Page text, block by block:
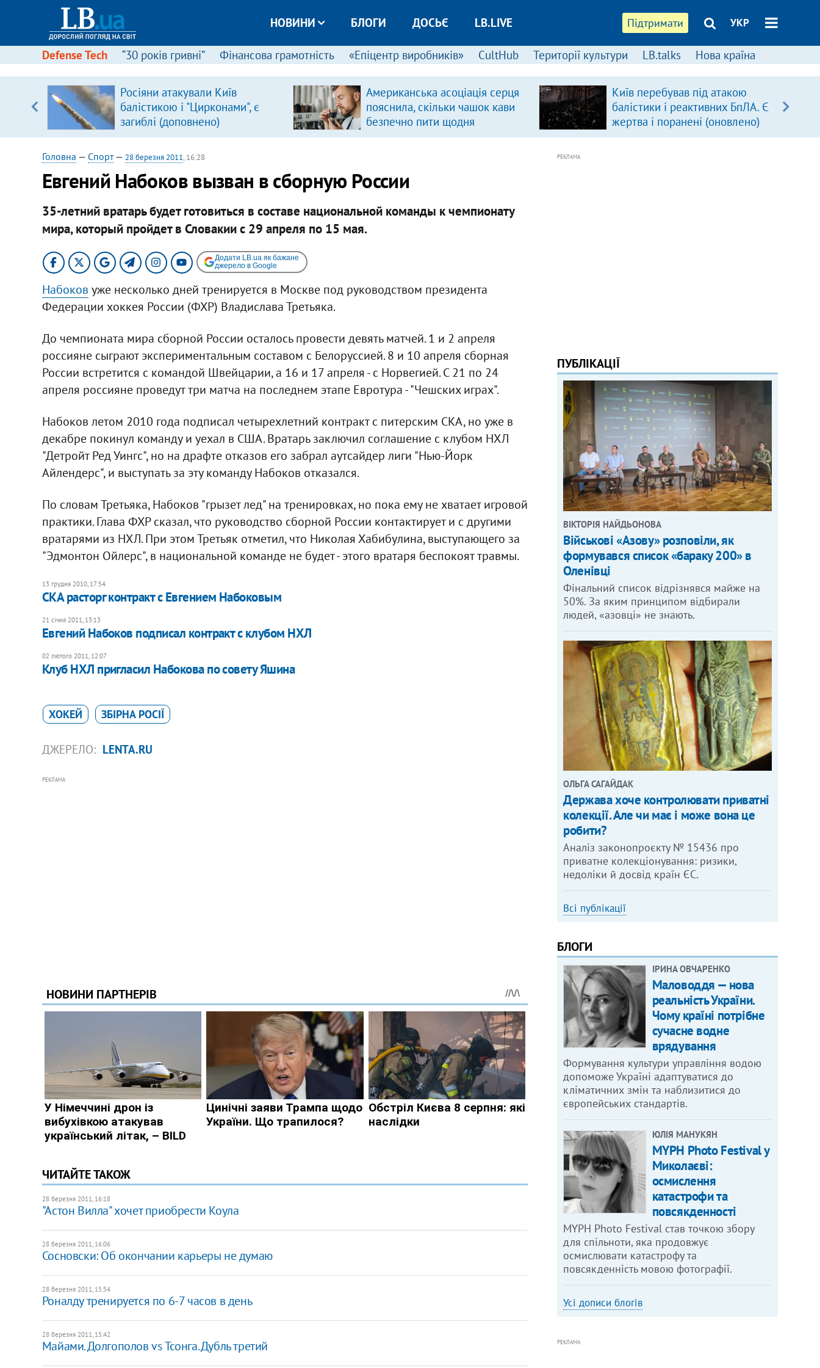
Підтримати УКР
НОВИНИ БЛОГИ ДОСЬЄ LB.LIVE
Defense Tech “30 років гривні” Фінансова грамотність «Епіцентр виробників» CultHub Території культури LB.talks Нова країна
Росіяни атакували Київ
балістикою і "Цирконами", є
загиблі (доповнено)
Американська асоціація серця
пояснила, скільки чашок кави
безпечно пити щодня
Київ перебував під атакою
балістики і реактивних БпЛА. Є
жертва і поранені (оновлено)
Головна — Спорт— 28 березня 2011, 16:28
Евгений Набоков вызван в сборную России
35-летний вратарь будет готовиться в составе национальной команды к чемпионату
мира, который пройдет в Словакии с 29 апреля по 15 мая.
Додати LB.ua як бажане
джерело в Google
Набоков уже несколько дней тренируется в Москве под руководством президента
Федерации хоккея России (ФХР) Владислава Третьяка.
До чемпионата мира сборной России осталось провести девять матчей. 1 и 2 апреля
россияне сыграют экспериментальным составом с Белоруссией. 8 и 10 апреля сборная
России встретится с командой Швейцарии, а 16 и 17 апреля - с Норвегией. С 21 по 24
апреля россияне проведут три матча на последнем этапе Евротура - "Чешских играх".
Набоков летом 2010 года подписал четырехлетний контракт с питерским СКА, но уже в
декабре покинул команду и уехал в США. Вратарь заключил соглашение с клубом НХЛ
"Детройт Ред Уингс", но на драфте отказов его забрал аутсайдер лиги "Нью-Йорк
Айлендерс", и выступать за эту команду Набоков отказался.
По словам Третьяка, Набоков "грызет лед" на тренировках, но пока ему не хватает игровой
практики. Глава ФХР сказал, что руководство сборной России контактирует и с другими
вратарями из НХЛ. При этом Третьяк отметил, что Николая Хабибулина, выступающего за
"Эдмонтон Ойлерс", в национальной команде не будет - этого вратаря беспокоят травмы.
13 грудня 2010, 17:54
СКА расторг контракт с Евгением Набоковым
21 січня 2011, 13:13
Евгений Набоков подписал контракт с клубом НХЛ
02 лютого 2011, 12:07
Клуб НХЛ пригласил Набокова по совету Яшина
ХОКЕЙ ЗБІРНА РОСІЇ
ДЖЕРЕЛО: LENTA.RU
РЕКЛАМА
ЧИТАЙТЕ ТАКОЖ
28 березня 2011, 16:18
"Астон Вилла" хочет приобрести Коула
28 березня 2011, 16:06
Сосновски: Об окончании карьеры не думаю
28 березня 2011, 15:54
Роналду тренируется по 6-7 часов в день
28 березня 2011, 15:42
Майами. Долгополов vs Тсонга. Дубль третий
РЕКЛАМА
ПУБЛІКАЦІЇ
ВІКТОРІЯ НАЙДЬОНОВА
Військові «Азову» розповіли, як
формувався список «бараку 200» в
Оленівці
Фінальний список відрізнявся майже на
50%. За яким принципом відбирали
людей, «азовці» не знають.
ОЛЬГА САГАЙДАК
Держава хоче контролювати приватні
колекції. Але чи має і може вона це
робити?
Аналіз законопроєкту № 15436 про
приватне колекціонування: ризики,
недоліки й досвід країн ЄС.
Всі публікації
БЛОГИ
ІРИНА ОВЧАРЕНКО
Маловоддя — нова
реальність України.
Чому країні потрібне
сучасне водне
врядування
Формування культури управління водою
допоможе Україні адаптуватися до
кліматичних змін та наблизитися до
європейських стандартів.
ЮЛІЯ МАНУКЯН
MYPH Photo Festival у
Миколаєві:
осмислення
катастрофи та
повсякденності
MYPH Photo Festival став точкою збору
для спільноти, яка продовжує
осмислювати катастрофу та
повсякденність мовою фотографії.
Усі дописи блогів
РЕКЛАМА